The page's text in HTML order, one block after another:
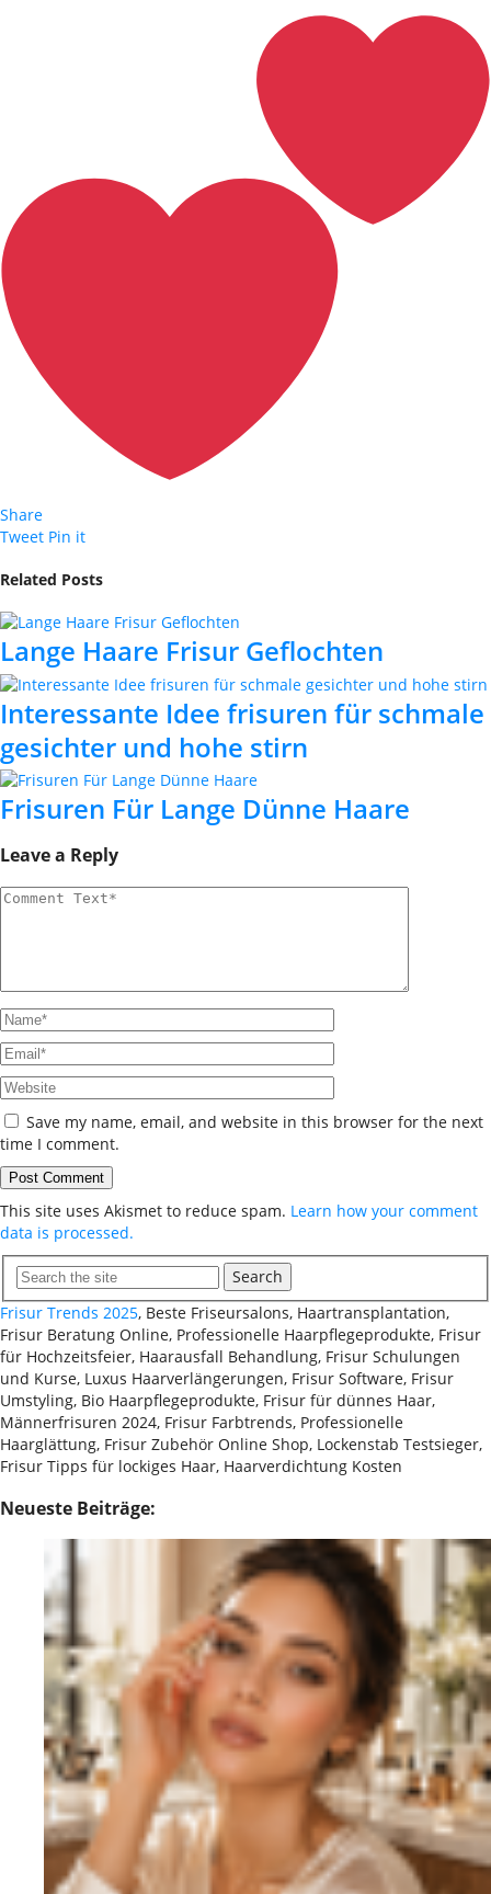
Share
Tweet Pin it
Related Posts
Lange Haare Frisur Geflochten
Interessante Idee frisuren für schmale
gesichter und hohe stirn
Frisuren Für Lange Dünne Haare
Leave a Reply
Save my name, email, and website in this browser for the next
time I comment.
This site uses Akismet to reduce spam. Learn how your comment
data is processed.
Search
Frisur Trends 2025, Beste Friseursalons, Haartransplantation,
Frisur Beratung Online, Professionelle Haarpflegeprodukte, Frisur
für Hochzeitsfeier, Haarausfall Behandlung, Frisur Schulungen
und Kurse, Luxus Haarverlängerungen, Frisur Software, Frisur
Umstyling, Bio Haarpflegeprodukte, Frisur für dünnes Haar,
Männerfrisuren 2024, Frisur Farbtrends, Professionelle
Haarglättung, Frisur Zubehör Online Shop, Lockenstab Testsieger,
Frisur Tipps für lockiges Haar, Haarverdichtung Kosten
Neueste Beiträge: